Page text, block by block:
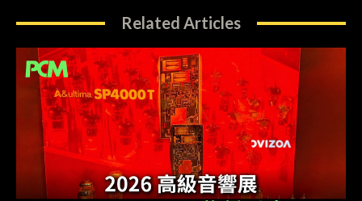
Related Articles